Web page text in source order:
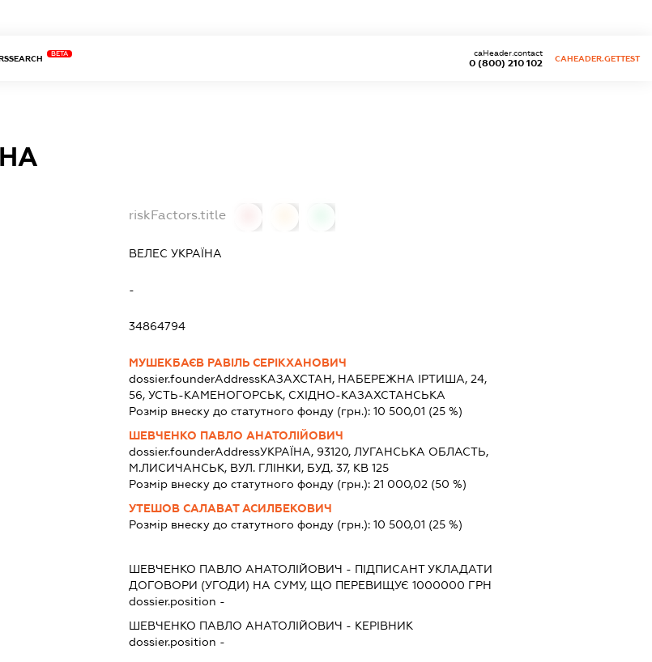
BETA
0 (800) 210 102
caHeader.contact
CAHEADER.GETTEST
riskFactors.title
ВЕЛЕС УКРАЇНА
-
34864794
МУШЕКБАЄВ РАВІЛЬ СЕРІКХАНОВИЧ
dossier.founderAddressКАЗАХСТАН, НАБЕРЕЖНА ІРТИША, 24,
56, УСТЬ-КАМЕНОГОРСЬК, СХІДНО-КАЗАХСТАНСЬКА
Розмір внеску до статутного фонду (грн.): 10 500,01 (25 %)
ШЕВЧЕНКО ПАВЛО АНАТОЛІЙОВИЧ
dossier.founderAddressУКРАЇНА, 93120, ЛУГАНСЬКА ОБЛАСТЬ,
М.ЛИСИЧАНСЬК, ВУЛ. ГЛІНКИ, БУД. 37, КВ 125
Розмір внеску до статутного фонду (грн.): 21 000,02 (50 %)
УТЕШОВ САЛАВАТ АСИЛБЕКОВИЧ
Розмір внеску до статутного фонду (грн.): 10 500,01 (25 %)
ШЕВЧЕНКО ПАВЛО АНАТОЛІЙОВИЧ - ПІДПИСАНТУКЛАДАТИ
ДОГОВОРИ (УГОДИ) НА СУМУ, ЩО ПЕРЕВИЩУЄ 1000000 ГРН
dossier.position -
ШЕВЧЕНКО ПАВЛО АНАТОЛІЙОВИЧ - КЕРІВНИК
dossier.position -